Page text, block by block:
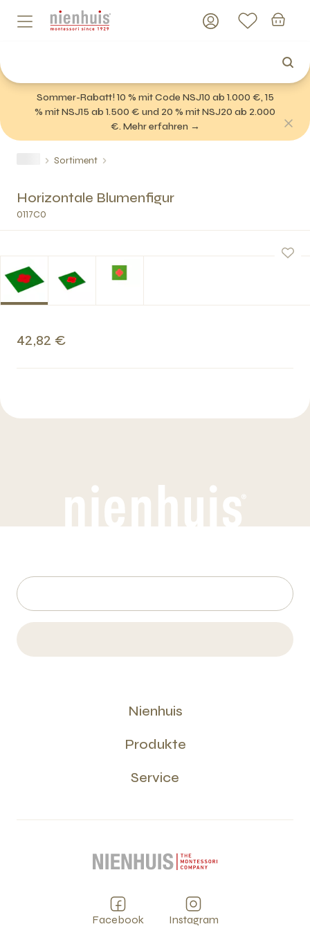
Sommer-Rabatt! 10 % mit Code NSJ10 ab 1.000 €, 15
% mit NSJ15 ab 1.500 € und 20 % mit NSJ20 ab 2.000
€. Mehr erfahren →
Sortiment
Horizontale Blumenfigur
0117C0
42,82 €
Nienhuis
Produkte
Service
Facebook Instagram